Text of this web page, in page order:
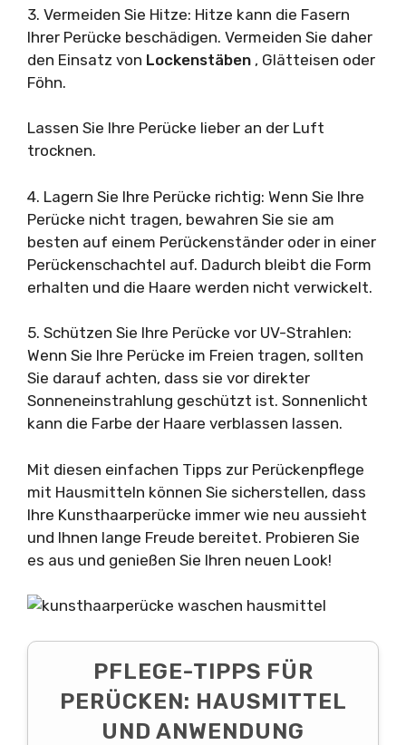
3. Vermeiden Sie Hitze: Hitze kann die Fasern
Ihrer Perücke beschädigen. Vermeiden Sie daher
den Einsatz von Lockenstäben , Glätteisen oder
Föhn.
Lassen Sie Ihre Perücke lieber an der Luft
trocknen.
4. Lagern Sie Ihre Perücke richtig: Wenn Sie Ihre
Perücke nicht tragen, bewahren Sie sie am
besten auf einem Perückenständer oder in einer
Perückenschachtel auf. Dadurch bleibt die Form
erhalten und die Haare werden nicht verwickelt.
5. Schützen Sie Ihre Perücke vor UV-Strahlen:
Wenn Sie Ihre Perücke im Freien tragen, sollten
Sie darauf achten, dass sie vor direkter
Sonneneinstrahlung geschützt ist. Sonnenlicht
kann die Farbe der Haare verblassen lassen.
Mit diesen einfachen Tipps zur Perückenpflege
mit Hausmitteln können Sie sicherstellen, dass
Ihre Kunsthaarperücke immer wie neu aussieht
und Ihnen lange Freude bereitet. Probieren Sie
es aus und genießen Sie Ihren neuen Look!
PFLEGE-TIPPS FÜR
PERÜCKEN: HAUSMITTEL
UND ANWENDUNG